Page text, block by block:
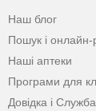
Наш блог
Пошук і онлайн-
Наші аптеки
Програми для
Довідка і